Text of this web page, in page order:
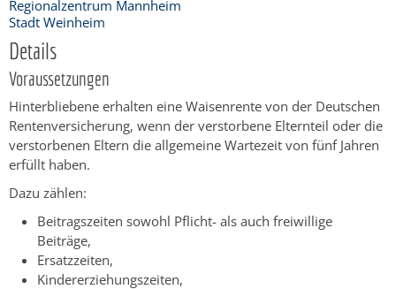
Regionalzentrum Mannheim
Stadt Weinheim
Details
Voraussetzungen
Hinterbliebene erhalten eine Waisenrente von der Deutschen
Rentenversicherung, wenn der verstorbene Elternteil oder die
verstorbenen Eltern die allgemeine Wartezeit von fünf Jahren
erfüllt haben.
Dazu zählen:
Beitragszeiten sowohl Pflicht- als auch freiwillige
Beiträge,
Ersatzzeiten,
Kindererziehungszeiten,